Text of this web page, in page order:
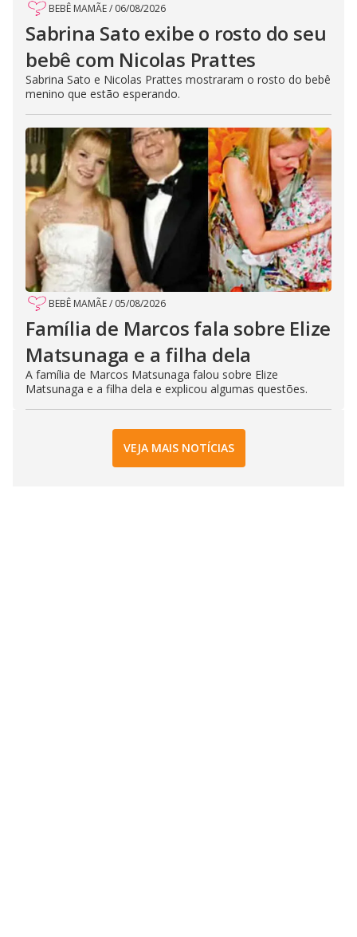
BEBÊ MAMÃE/ 06/08/2026
Sabrina Sato exibe o rosto do seu
bebê com Nicolas Prattes
Sabrina Sato e Nicolas Prattes mostraram o rosto do bebê
menino que estão esperando.
BEBÊ MAMÃE/ 05/08/2026
Família de Marcos fala sobre Elize
Matsunaga e a filha dela
A família de Marcos Matsunaga falou sobre Elize
Matsunaga e a filha dela e explicou algumas questões.
VEJA MAIS NOTÍCIAS